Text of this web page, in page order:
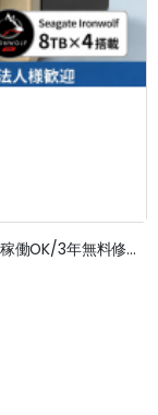
T-464-8G-IR32T/ドライブ8TB X 4枚搭載/即稼働OK/3年無料修理保証